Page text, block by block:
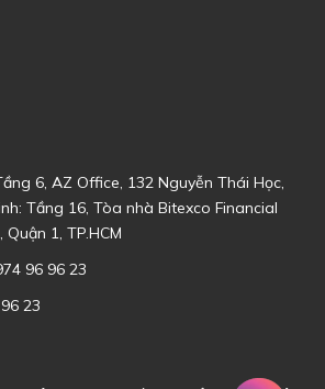
6, AZ Office, 132 Nguyễn Thái Học,
Tầng 16, Tòa nhà Bitexco Financial
1, TP.HCM
96 96 23
23